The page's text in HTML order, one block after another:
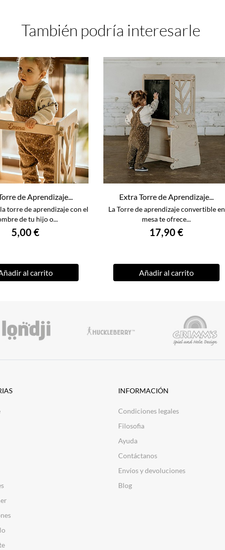
También podría interesarle
de Aprendizaje...
torre de aprendizaje con el
de tu hijo o...
5,00 €
al carrito
Extra Torre de Aprendizaje...
La Torre de aprendizaje convertible en
mesa te ofrece...
17,90 €
Añadir al carrito
INFORMACIÓN
Condiciones legales
Filosofia
Ayuda
Contáctanos
Envíos y devoluciones
Blog